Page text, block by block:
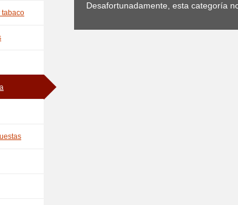
tabaco
Desafortunadamente, esta categoría